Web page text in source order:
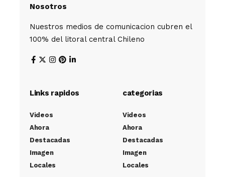
Nosotros
Nuestros medios de comunicacion cubren el
100% del litoral central Chileno
Links rapidos
Videos
Ahora
Destacadas
Imagen
Locales
categorias
Videos
Ahora
Destacadas
Imagen
Locales